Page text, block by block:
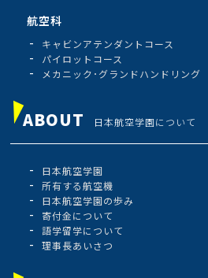
航空科
キャビンアテンダントコース
パイロットコース
メカニック･グランドハンドリング
ABOUT 日本航空学園について
日本航空学園
所有する航空機
日本航空学園の歩み
寄付金について
語学留学について
理事長あいさつ